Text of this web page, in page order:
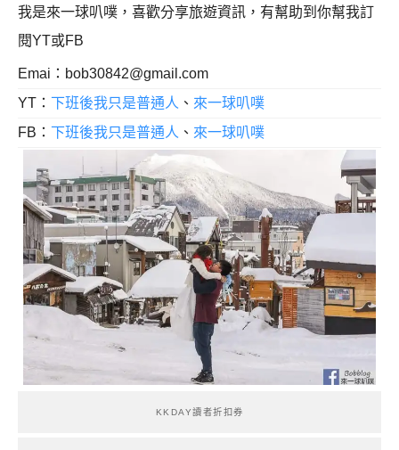
我是來一球叭噗，喜歡分享旅遊資訊，有幫助到你幫我訂
閱YT或FB
Emai： bob30842@gmail.com
YT： 下班後我只是普通人 、 來一球叭噗
FB： 下班後我只是普通人 、 來一球叭噗
KKDAY讀者折扣券